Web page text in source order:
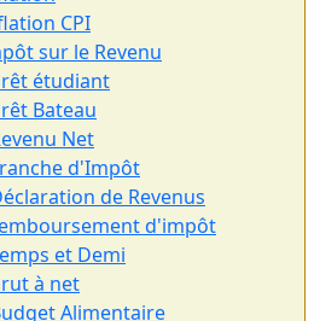
CPI
sur le Revenu
étudiant
Bateau
Net
d'Impôt
de Revenus
d'impôt
et Demi
à net
Alimentaire